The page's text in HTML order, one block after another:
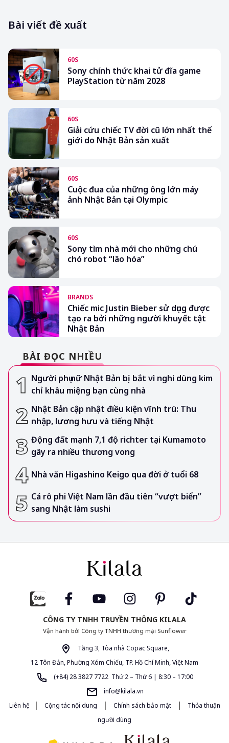
Bài viết đề xuất
60S
Sony chính thức khai tử đĩa game
PlayStation từ năm 2028
60S
Giải cứu chiếc TV đời cũ lớn nhất thế
giới do Nhật Bản sản xuất
60S
Cuộc đua của những ông lớn máy
ảnh Nhật Bản tại Olympic
60S
Sony tìm nhà mới cho những chú
chó robot “lão hóa”
BRANDS
Chiếc mic Justin Bieber sử dụng được
tạo ra bởi những người khuyết tật
Nhật Bản
BÀI ĐỌC NHIỀU
Người phụ nữ Nhật Bản bị bắt vì nghi dùng kim
chỉ khâu miệng bạn cùng nhà
Nhật Bản cập nhật điều kiện vĩnh trú: Thu
nhập, lương hưu và tiếng Nhật
Động đất mạnh 7,1 độ richter tại Kumamoto
gây ra nhiều thương vong
Nhà văn Higashino Keigo qua đời ở tuổi 68
Cá rô phi Việt Nam lần đầu tiên “vượt biển”
sang Nhật làm sushi
CÔNG TY TNHH TRUYỀN THÔNG KILALA
Vận hành bởi Công ty TNHH thương mại Sunflower
Tầng 3, Tòa nhà Copac Square,
12 Tôn Đản, Phường Xóm Chiếu, TP. Hồ Chí Minh, Việt Nam
(+84) 28 3827 7722 Thứ 2 – Thứ 6 | 8:30 – 17:00
info@kilala.vn
Liên hệ
| Cộng tác nội dung | Chính sách bảo mật |
Thỏa thuận
người dùng